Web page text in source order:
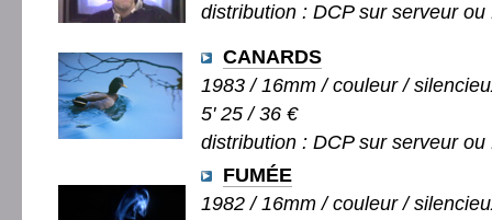
distribution : DCP sur serveur
CANARDS
1983 / 16mm / couleur /
5' 25 / 36 €
distribution : DCP sur serveur
FUMÉE
1982 / 16mm / couleur /